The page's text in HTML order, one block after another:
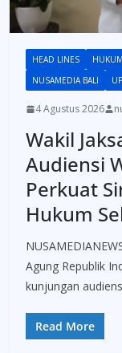
HEAD LINES HUKUM
NUSAMEDIA BALI
4 Agustus 2026
Wakil
Audiensi
Perkuat
Hukum
Agung Republik
kunjungan
Read More